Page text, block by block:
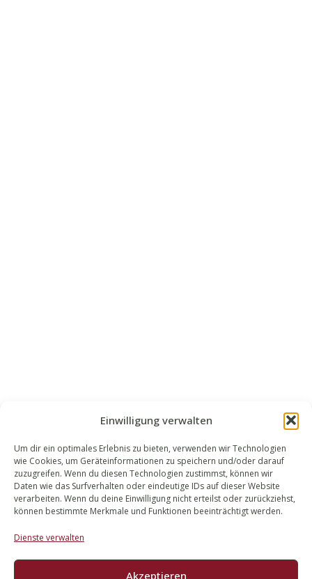
Einwilligung verwalten
Um dir ein optimales Erlebnis zu bieten, verwenden wir Technologien
wie Cookies, um Geräteinformationen zu speichern und/oder darauf
zuzugreifen. Wenn du diesen Technologien zustimmst, können wir
Daten wie das Surfverhalten oder eindeutige IDs auf dieser Website
verarbeiten. Wenn du deine Einwilligung nicht erteilst oder zurückziehst,
können bestimmte Merkmale und Funktionen beeinträchtigt werden.
Dienste verwalten
Akzeptieren
WALEK RECHTSANWÄLT​​E
Bachstraße 13
56727 Mayen
02651 98 900
info@walek-rechtsanwaelte.de